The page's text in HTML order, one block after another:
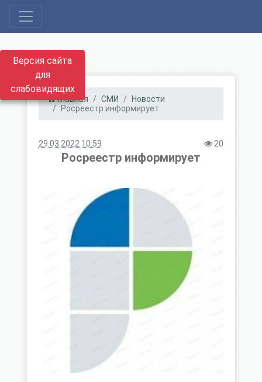
Версия сайта
для
слабовидящих
Главная СМИ
Новости
Росреестр информирует
29.03.2022 10:59 20
Росреестр информирует